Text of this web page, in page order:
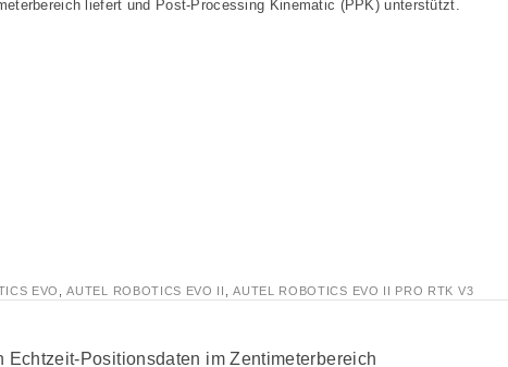
liefert und Post-Processing Kinematic (PPK) unterstützt.
EVO ,AUTEL ROBOTICS EVO II ,AUTEL ROBOTICS EVO II PRO RTK V3
Positionsdaten im Zentimeterbereich